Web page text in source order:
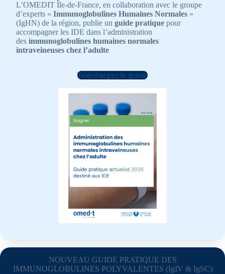
L’OMEDIT Île-de-France, en collaboration avec le groupe
d’experts « Immunoglobulines Humaines Normales »
(IgHN) de la région, publie un guide pratique pour
accompagner les IDE dans l’administration
des immunoglobulines humaines normales
intraveineuses chez l’adulte
Téléchargez le guide
NOUVEAU GUIDE PRATIQUE DES
IMMUNOGLOBULINES POLYVALENTES (IgIV & IgSC)